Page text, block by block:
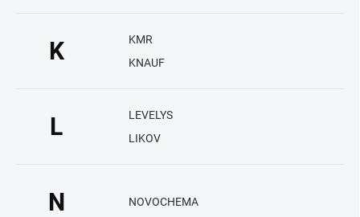
K
KMR
KNAUF
L
LEVELYS
LIKOV
N NOVOCHEMA